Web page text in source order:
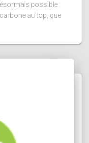
possible :
au top, que